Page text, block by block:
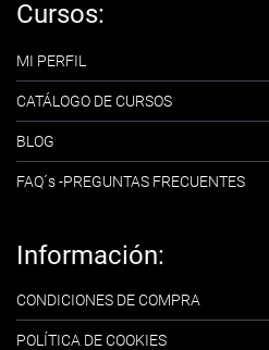
Cursos:
MI PERFIL
CATÁLOGO DE CURSOS
BLOG
FAQ´s -PREGUNTAS FRECUENTES
Información:
CONDICIONES DE COMPRA
POLÍTICA DE COOKIES